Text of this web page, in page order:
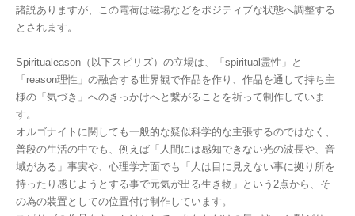
諸説ありますが、この電荷は磁場などをポジティブな状態へ調整する
とされます。
Spiritualeason（以下スピリズ）の立場は、「spiritual霊性」と
「reason理性」の融合する世界観で作品を作り、作品を通して持ち主
様の「気づき」へのきっかけへと繋がることを祈って制作していま
す。
オルゴナイトに関しても一般的な疑似科学的な主張するのではなく、
普段の生活の中でも、例えば「人間には感知できない光の波長や、音
域がある」事実や、心理学方面でも「人は目に見えない事に拠り所を
持ったり感じようとする事で元気が出る生き物」という2点から、そ
の為の装置としての位置付け制作しています。